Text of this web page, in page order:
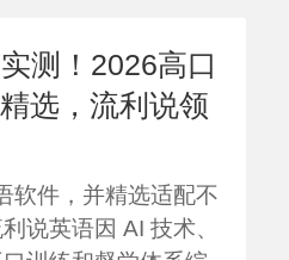
测！2026高口
选，流利说领
软件，并精选适配不
说英语因 AI 技术、